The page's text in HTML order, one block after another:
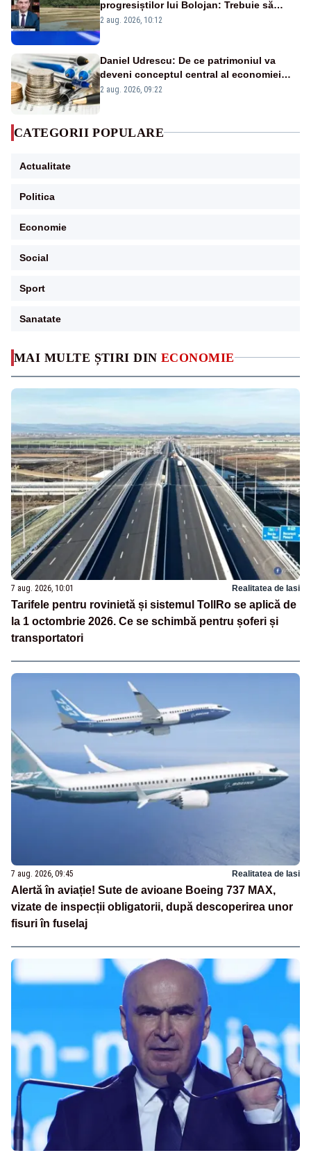
MAI MULTE ȘTIRI DIN ECONOMIE
7 aug. 2026, 10:01 Realitatea de Iasi
Tarifele pentru rovinietă și sistemul TollRo se aplică de
la 1 octombrie 2026. Ce se schimbă pentru șoferi și
transportatori
7 aug. 2026, 09:45 Realitatea de Iasi
Alertă în aviație! Sute de avioane Boeing 737 MAX,
vizate de inspecții obligatorii, după descoperirea unor
fisuri în fuselaj
progresiștilor lui Bolojan: Trebuie să
protejăm și natura, dar nu șținem omaneii
2 aug. 2026, 10:12
Daniel Udrescu: De ce patrimoniul va
deveni conceptul central al economiei
viitoare?
2 aug. 2026, 09:22
CATEGORII POPULARE
Actualitate
Politica
Economie
Social
Sport
Sanatate